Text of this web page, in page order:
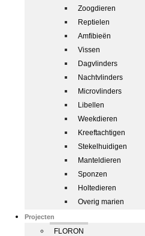
Zoogdieren
Reptielen
Amfibieën
Vissen
Dagvlinders
Nachtvlinders
Microvlinders
Libellen
Weekdieren
Kreeftachtigen
Stekelhuidigen
Manteldieren
Sponzen
Holtedieren
Overig marien
Projecten
FLORON